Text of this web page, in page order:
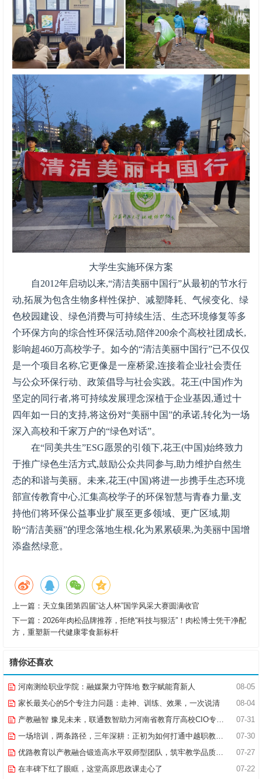
大学生实施环保方案
自2012年启动以来,“清洁美丽中国行”从最初的节水行
动,拓展为包含生物多样性保护、减塑降耗、气候变化、绿
色校园建设、绿色消费与可持续生活、生态环境修复等多
个环保方向的综合性环保活动,陪伴200余个高校社团成长,
影响超460万高校学子。如今的“清洁美丽中国行”已不仅仅
是一个项目名称,它更像是一座桥梁,连接着企业社会责任
与公众环保行动、政策倡导与社会实践。花王(中国)作为
坚定的同行者,将可持续发展理念深植于企业基因,通过十
四年如一日的支持,将这份对“美丽中国”的承诺,转化为一场
深入高校和千家万户的“绿色对话”。
在“同美共生”ESG愿景的引领下,花王(中国)始终致力
于推广绿色生活方式,鼓励公众共同参与,助力维护自然生
态的和谐与美丽。未来,花王(中国)将进一步携手生态环境
部宣传教育中心,汇集高校学子的环保智慧与青春力量,支
持他们将环保公益事业扩展至更多领域、更广区域,期
盼“清洁美丽”的理念落地生根,化为累累硕果,为美丽中国增
添盎然绿意。
上一篇： 天立集团第四届“达人杯”国学风采大赛圆满收官
下一篇： 2026年肉松品牌推荐，拒绝“科技与狠活”！肉松博士凭干净配
方，重塑新一代健康零食新标杆
猜你还喜欢
08-05
河南测绘职业学院：融媒聚力守阵地 数字赋能育新人
08-04
家长最关心的5个专注力问题：走神、训练、效果，一次说清
07-31
产教融智 豫见未来，联通数智助力河南省教育厅高校CIO专题研究班共探AI赋能高等教育新路径
07-30
一场培训，两条路径，三年深耕：正初为如何打通中越职教合作的“最后一公里”
07-27
优路教育以产教融合锻造高水平双师型团队，筑牢教学品质基石
07-22
在丰碑下红了眼眶，这堂高原思政课走心了